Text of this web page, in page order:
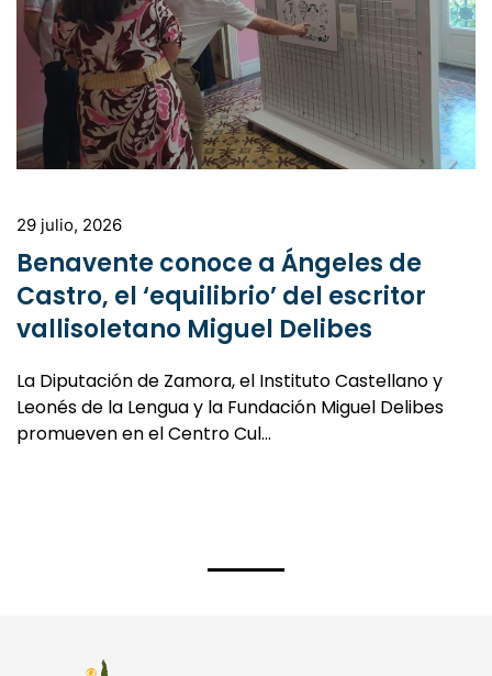
29 julio, 2026
Benavente conoce a Ángeles de
Castro, el ‘equilibrio’ del escritor
vallisoletano Miguel Delibes
La Diputación de Zamora, el Instituto Castellano y
Leonés de la Lengua y la Fundación Miguel Delibes
promueven en el Centro Cul…